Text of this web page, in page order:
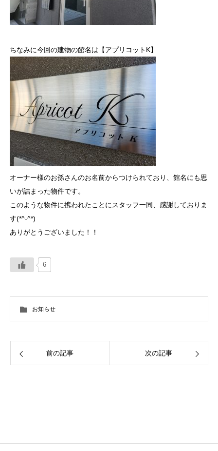
ちなみに今回の建物の館名は【アプリコットK】
オーナー様のお孫さんのお名前からつけられており、館名にも思
いが詰まった物件です。
このような物件に携われたことにスタッフ一同、感謝しておりま
す(*^-^*)
ありがとうございました！！
6
お知らせ
前の記事 次の記事